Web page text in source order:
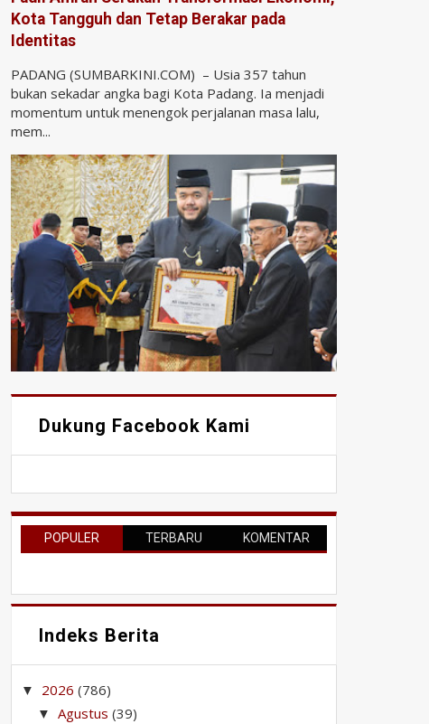
Kota Tangguh dan Tetap Berakar pada
Identitas
PADANG (SUMBARKINI.COM) – Usia 357 tahun
bukan sekadar angka bagi Kota Padang. Ia menjadi
momentum untuk menengok perjalanan masa lalu,
mem...
Dukung Facebook Kami
POPULER TERBARU KOMENTAR
Indeks Berita
▼ 2026(786)
▼Agustus(39)